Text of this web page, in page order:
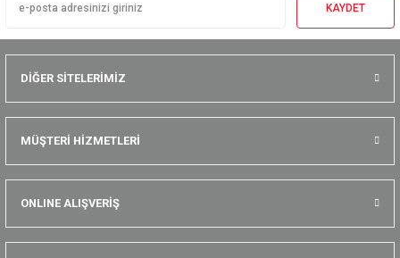
KAYDET
DİĞER SİTELERİMİZ
MÜŞTERİ HİZMETLERİ
ONLINE ALIŞVERİŞ